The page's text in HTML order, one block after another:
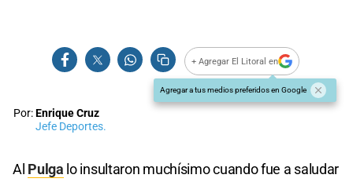
+ Agregar El Litoral en
Agregar a tus medios preferidos en Google
Por:Enrique Cruz
Jefe Deportes.
Al Pulga lo insultaron muchísimo cuando fue a saludar